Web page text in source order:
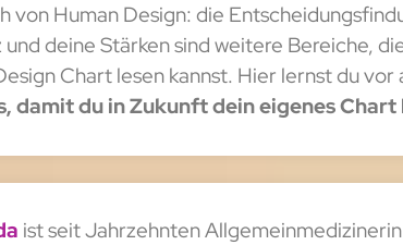
von Human Design: die
und deine Stärken sind weitere Bereiche,
Chart lesen kannst. Hier lernst du vor
damit du in Zukunft dein eigenes Chart
ist seit Jahrzehnten